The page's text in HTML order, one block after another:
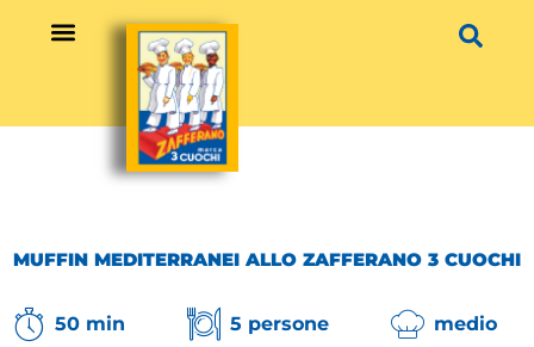
MUFFIN MEDITERRANEI ALLO ZAFFERANO 3 CUOCHI
50 min 5 persone medio